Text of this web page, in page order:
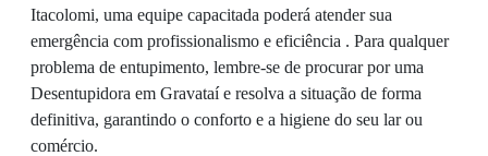
Itacolomi, uma equipe capacitada poderá atender sua
emergência com profissionalismo e eficiência . Para qualquer
problema de entupimento, lembre-se de procurar por uma
Desentupidora em Gravataí e resolva a situação de forma
definitiva, garantindo o conforto e a higiene do seu lar ou
comércio.